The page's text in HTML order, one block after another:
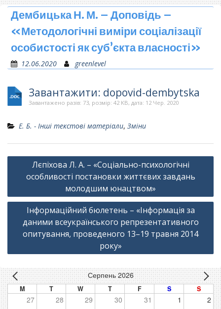
Дембицька Н. М. – Доповідь –
«Методологічні виміри соціалізації
особистості як суб’єкта власності»
12.06.2020 greenlevel
Завантажити: dopovid-dembytska
Завантажено разів: 73, розмір: 42 KB, дата: 12 Чер. 2020
Е. Б. - Інші текстові матеріали, Зміни
Навігація
записів
Лєпіхова Л. А. – «Соціально-психологічні
особливості постановки життєвих завдань
молодшим юнацтвом»
Інформаційний бюлетень – «Інформація за
даними всеукраїнського репрезентативного
опитування, проведеного 13–19 травня 2014
року»
Серпень 2026
M T W T F S S
27 28 29 30 31 1 2